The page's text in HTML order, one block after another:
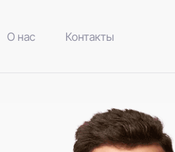
О нас Контакты